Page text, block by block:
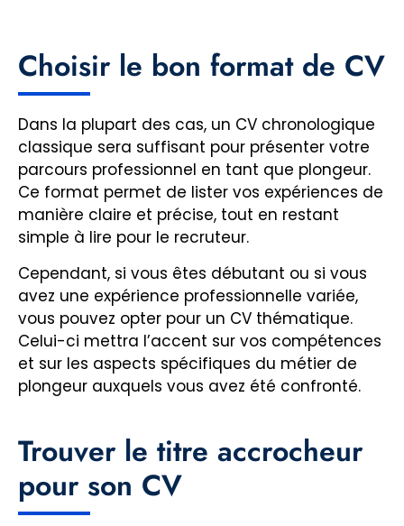
Choisir le bon format de CV
Dans la plupart des cas, un CV chronologique
classique sera suffisant pour présenter votre
parcours professionnel en tant que plongeur.
Ce format permet de lister vos expériences de
manière claire et précise, tout en restant
simple à lire pour le recruteur.
Cependant, si vous êtes débutant ou si vous
avez une expérience professionnelle variée,
vous pouvez opter pour un CV thématique.
Celui-ci mettra l’accent sur vos compétences
et sur les aspects spécifiques du métier de
plongeur auxquels vous avez été confronté.
Trouver le titre accrocheur
pour son CV